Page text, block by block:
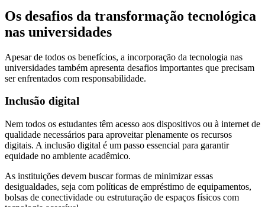
Os desafios da transformação tecnológica
nas universidades
Apesar de todos os benefícios, a incorporação da tecnologia nas
universidades também apresenta desafios importantes que precisam
ser enfrentados com responsabilidade.
Inclusão digital
Nem todos os estudantes têm acesso aos dispositivos ou à internet de
qualidade necessários para aproveitar plenamente os recursos
digitais. A inclusão digital é um passo essencial para garantir
equidade no ambiente acadêmico.
As instituições devem buscar formas de minimizar essas
desigualdades, seja com políticas de empréstimo de equipamentos,
bolsas de conectividade ou estruturação de espaços físicos com